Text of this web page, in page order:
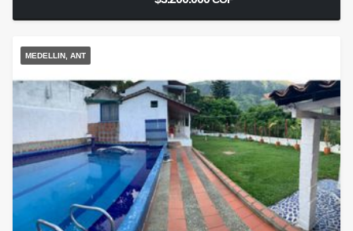
MEDELLIN, ANT